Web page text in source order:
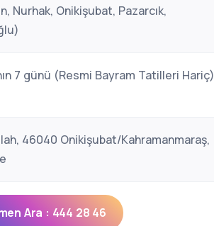
Nurhak, Onikişubat, Pazarcık,
7 günü (Resmi Bayram Tatilleri Hariç)
46040 Onikişubat/Kahramanmaraş,
Ara : 444 28 46